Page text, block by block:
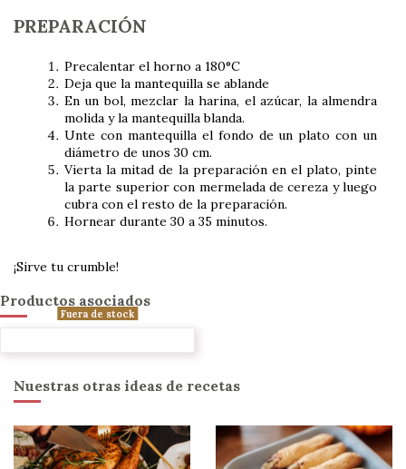
PREPARACIÓN
Precalentar el horno a 180°C
Deja que la mantequilla se ablande
En un bol, mezclar la harina, el azúcar, la almendra
molida y la mantequilla blanda.
Unte con mantequilla el fondo de un plato con un
diámetro de unos 30 cm.
Vierta la mitad de la preparación en el plato, pinte
la parte superior con mermelada de cereza y luego
cubra con el resto de la preparación.
Hornear durante 30 a 35 minutos.
¡Sirve tu crumble!
Productos asociados
Fuera de stock
Nuestras otras ideas de recetas